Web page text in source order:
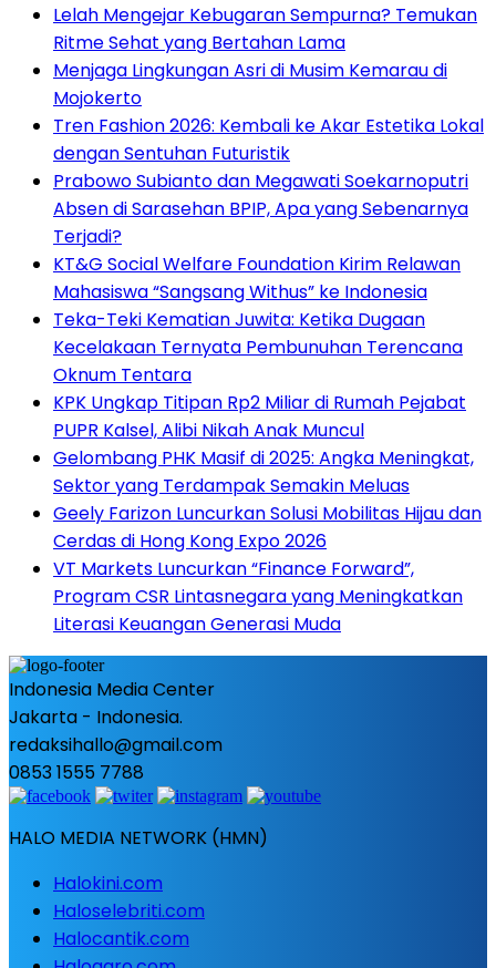
Lelah Mengejar Kebugaran Sempurna? Temukan
Ritme Sehat yang Bertahan Lama
Menjaga Lingkungan Asri di Musim Kemarau di
Mojokerto
Tren Fashion 2026: Kembali ke Akar Estetika Lokal
dengan Sentuhan Futuristik
Prabowo Subianto dan Megawati Soekarnoputri
Absen di Sarasehan BPIP, Apa yang Sebenarnya
Terjadi?
KT&G Social Welfare Foundation Kirim Relawan
Mahasiswa “Sangsang Withus” ke Indonesia
Teka-Teki Kematian Juwita: Ketika Dugaan
Kecelakaan Ternyata Pembunuhan Terencana
Oknum Tentara
KPK Ungkap Titipan Rp2 Miliar di Rumah Pejabat
PUPR Kalsel, Alibi Nikah Anak Muncul
Gelombang PHK Masif di 2025: Angka Meningkat,
Sektor yang Terdampak Semakin Meluas
Geely Farizon Luncurkan Solusi Mobilitas Hijau dan
Cerdas di Hong Kong Expo 2026
VT Markets Luncurkan “Finance Forward”,
Program CSR Lintasnegara yang Meningkatkan
Literasi Keuangan Generasi Muda
Indonesia Media Center
Jakarta - Indonesia.
redaksihallo@gmail.com
0853 1555 7788
HALO MEDIA NETWORK (HMN)
Halokini.com
Haloselebriti.com
Halocantik.com